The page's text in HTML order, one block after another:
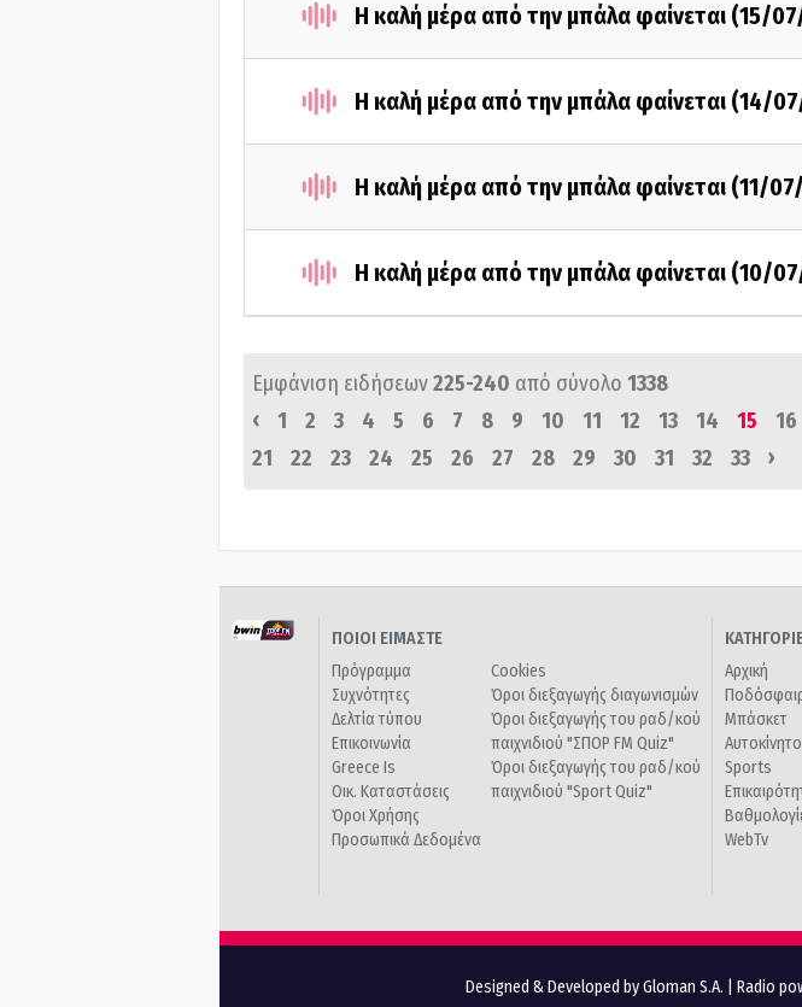
Η καλή μέρα από την μπάλα φαίνεται (15/
Η καλή μέρα από την μπάλα φαίνεται (14/
Η καλή μέρα από την μπάλα φαίνεται (11/
Η καλή μέρα από την μπάλα φαίνεται (10/
Εμφάνιση ειδήσεων225-240 από σύνολο 1338
‹
1 2 3 4 5 6 7 8 9 10 11 12 13 14 15 16
21
22 23 24 25 26 27 28 29 30 31 32 33 ›
ΠΟΙΟΙ ΕΙΜΑΣΤΕ
Πρόγραμμα
Συχνότητες
Δελτία τύπου
Επικοινωνία
Greece Is
Οικ. Καταστάσεις
Όροι Χρήσης
Προσωπικά Δεδομένα
Cookies
Όροι διεξαγωγής διαγωνισμών
Όροι διεξαγωγής του ραδ/κού
παιχνιδιού "ΣΠΟΡ FM Quiz"
Όροι διεξαγωγής του ραδ/κού
παιχνιδιού "Sport Quiz"
Αρχική
Μπάσκετ
Αυτοκίνητο
Sports
WebTv
Designed & Developed by Gloman S.A. Radio